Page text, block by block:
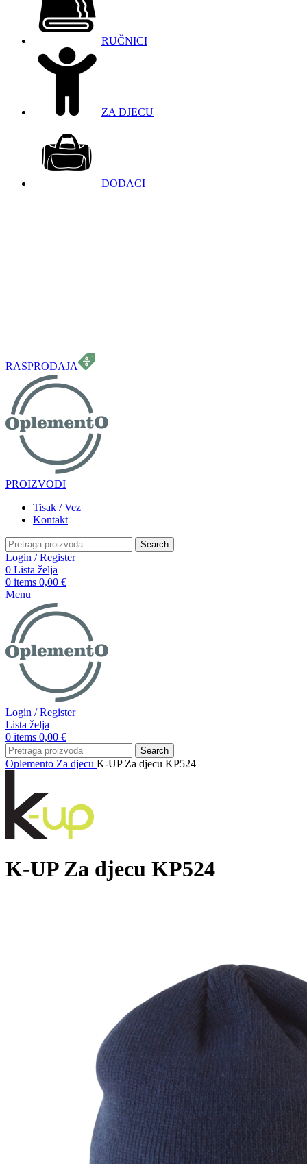
RUČNICI
ZA DJECU
DODACI
RASPRODAJA
PROIZVODI
Tisak / Vez
Kontakt
Search
Login / Register
0 Lista želja
0 items 0,00 €
Menu
Login / Register
Lista želja
0 items 0,00 €
Search
Oplemento Za djecu K-UP Za djecu KP524
K-UP Za djecu KP524